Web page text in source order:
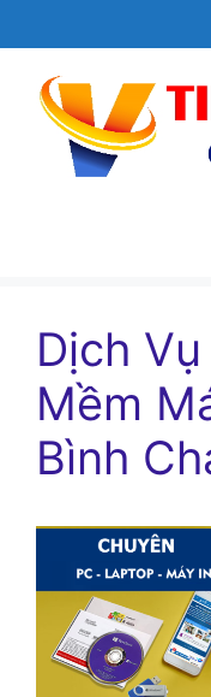
đến
dung
Dịch
Mềm
Bình